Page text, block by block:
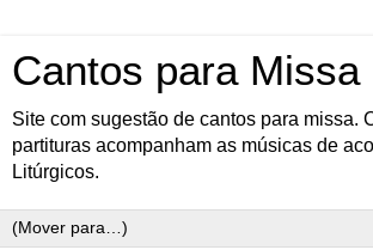
Cantos para Missa
Site com sugestão de cantos para missa.
partituras acompanham as músicas de
Litúrgicos.